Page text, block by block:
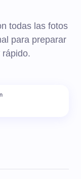
todas las fotos
para preparar